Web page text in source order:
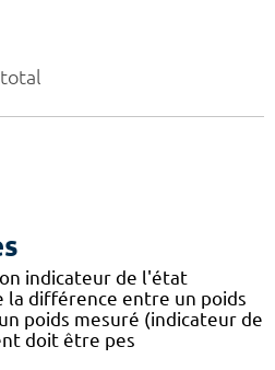
total
indicateur de l'état
différence entre un poids
poids mesuré (indicateur de
doit être pes